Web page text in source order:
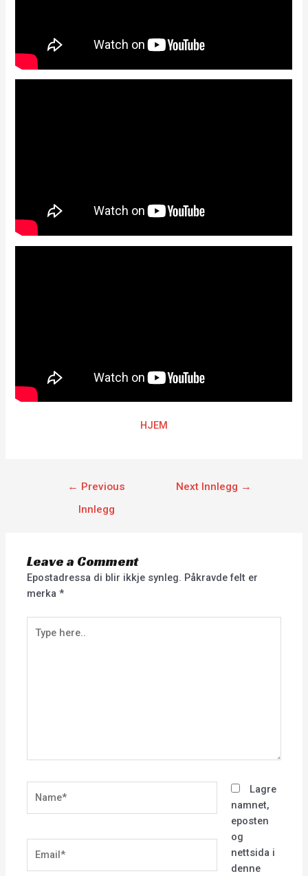
HJEM
← Previous
Innlegg
Next Innlegg →
Leave a Comment
Epostadressa di blir ikkje synleg. Påkravde felt er
merka*
here..
Lagre
namnet,
eposten
og
nettsida i
denne